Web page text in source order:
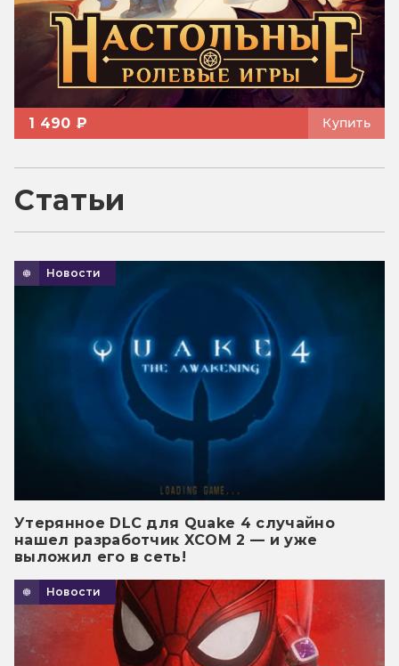
1 490 ₽ Купить
Статьи
Новости
Утерянное DLC для Quake 4 случайно
нашел разработчик XCOM 2 — и уже
выложил его в сеть!
Новости